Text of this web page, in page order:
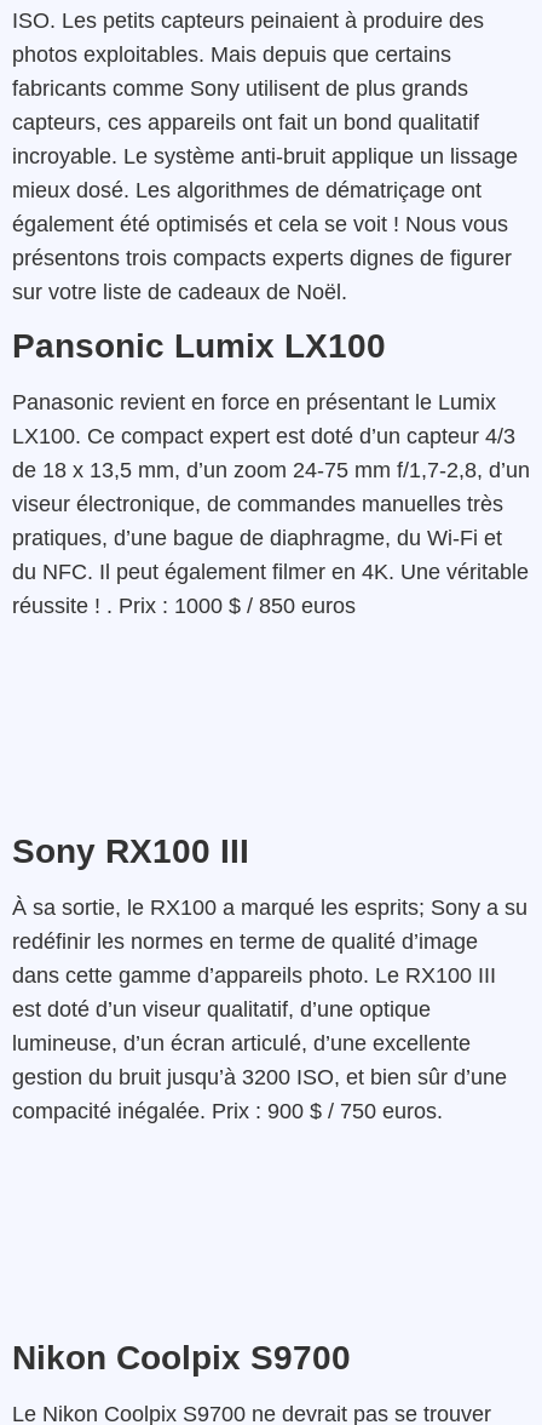
ISO. Les petits capteurs peinaient à produire des
photos exploitables. Mais depuis que certains
fabricants comme Sony utilisent de plus grands
capteurs, ces appareils ont fait un bond qualitatif
incroyable. Le système anti-bruit applique un lissage
mieux dosé. Les algorithmes de dématriçage ont
également été optimisés et cela se voit ! Nous vous
présentons trois compacts experts dignes de figurer
sur votre liste de cadeaux de Noël.
Pansonic Lumix LX100
Panasonic revient en force en présentant le Lumix
LX100. Ce compact expert est doté d’un capteur 4/3
de 18 x 13,5 mm, d’un zoom 24-75 mm f/1,7-2,8, d’un
viseur électronique, de commandes manuelles très
pratiques, d’une bague de diaphragme, du Wi-Fi et
du NFC. Il peut également filmer en 4K. Une véritable
réussite ! . Prix : 1000 $ / 850 euros
Sony RX100 III
À sa sortie, le RX100 a marqué les esprits; Sony a su
redéfinir les normes en terme de qualité d’image
dans cette gamme d’appareils photo. Le RX100 III
est doté d’un viseur qualitatif, d’une optique
lumineuse, d’un écran articulé, d’une excellente
gestion du bruit jusqu’à 3200 ISO, et bien sûr d’une
compacité inégalée. Prix : 900 $ / 750 euros.
Nikon Coolpix S9700
Le Nikon Coolpix S9700 ne devrait pas se trouver